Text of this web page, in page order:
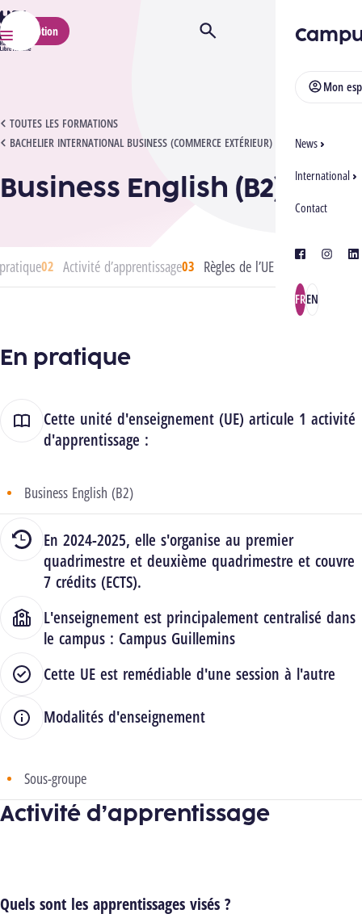
HELMo
Menu
Mon
News
International
Contact
facebook
FREN
Inscription Ouvrir/Fermer la recherche
TOUTES LES FORMATIONS
BACHELIER INTERNATIONAL BUSINESS (COMMERCE EXTÉRIEUR)
BUSINESS ENGLISH (B2)
Business English (B2)
Activité d’apprentissage Règles de l’UE
En pratique
Cette unité d'enseignement (UE) articule 1 activité
d'apprentissage :
Business English (B2)
En 2024-2025, elle s'organise au premier
quadrimestre et deuxième quadrimestre et couvre
7 crédits (ECTS).
L'enseignement est principalement centralisé dans
le campus : Campus Guillemins
Cette UE est remédiable d'une session à l'autre
Modalités d'enseignement
Sous-groupe
Activité d’apprentissage
Quels sont les apprentissages visés ?